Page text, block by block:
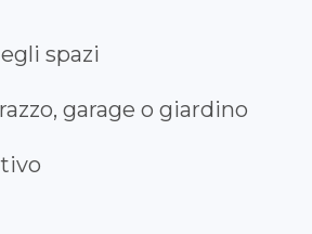
spazi
garage o giardino